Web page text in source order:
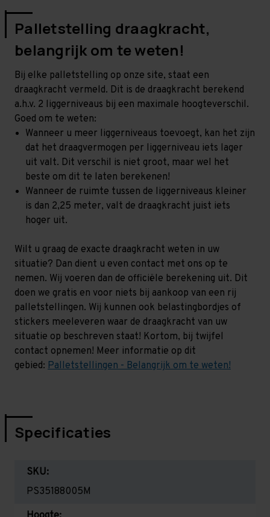
Palletstelling draagkracht,
belangrijk om te weten!
Bij elke palletstelling op onze site, staat een
draagkracht vermeld. Dit is de draagkracht berekend
a.h.v. 2 liggerniveaus bij een maximale hoogteverschil.
Goed om te weten:
Wanneer u meer liggerniveaus toevoegt, kan het zijn
dat het draagvermogen per liggerniveau iets lager
uit valt. Dit verschil is niet groot, maar wel het
beste om dit te laten berekenen!
Wanneer de ruimte tussen de liggerniveaus kleiner
is dan 2,25 meter, valt de draagkracht juist iets
hoger uit.
Wilt u graag de exacte draagkracht weten in uw
situatie? Dan dient u even contact met ons op te
nemen. Wij voeren dan de officiële berekening uit. Dit
doen we gratis en voor niets bij aankoop van een rij
palletstellingen. Wij kunnen ook belastingbordjes of
stickers meeleveren waar de draagkracht van uw
situatie op beschreven staat! Kortom, bij twijfel
contact opnemen! Meer informatie op dit
gebied: Palletstellingen - Belangrijk om te weten!
Specificaties
SKU:
PS35188005M